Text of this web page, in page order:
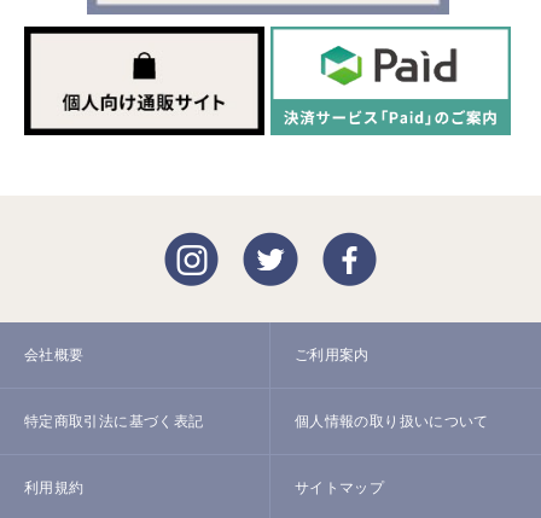
会社概要 ご利用案内
特定商取引法に基づく表記 個人情報の取り扱いについて
利用規約 サイトマップ